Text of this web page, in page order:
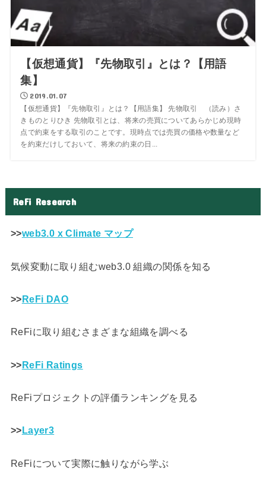
【仮想通貨】『先物取引』とは？【用語
集】
2019.01.07
【仮想通貨】『先物取引』とは？【用語集】 先物取引 （読み）さ
きものとりひき 先物取引とは、将来の売買についてあらかじめ現時
点で約束をする取引のことです。現時点では売買の価格や数量など
を約束だけしておいて、将来の約束の日...
ReFi Research
>>web3.0 x Climate マップ
気候変動に取り組むweb3.0 組織の関係を知る
>>ReFi DAO
ReFiに取り組むさまざまな組織を調べる
>>ReFi Ratings
ReFiプロジェクトの評価ランキングを見る
>> Layer3
ReFiについて実際に触りながら学ぶ